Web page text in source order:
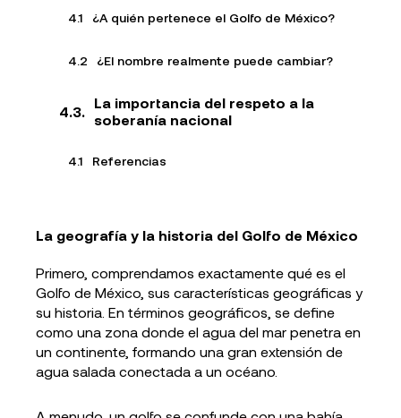
¿A quién pertenece el Golfo de México?
¿El nombre realmente puede cambiar?
La importancia del respeto a la
soberanía nacional
Referencias
La geografía y la historia del Golfo de México
Primero, comprendamos exactamente qué es el
Golfo de México, sus características geográficas y
su historia. En términos geográficos, se define
como una zona donde el agua del mar penetra en
un continente, formando una gran extensión de
agua salada conectada a un océano.